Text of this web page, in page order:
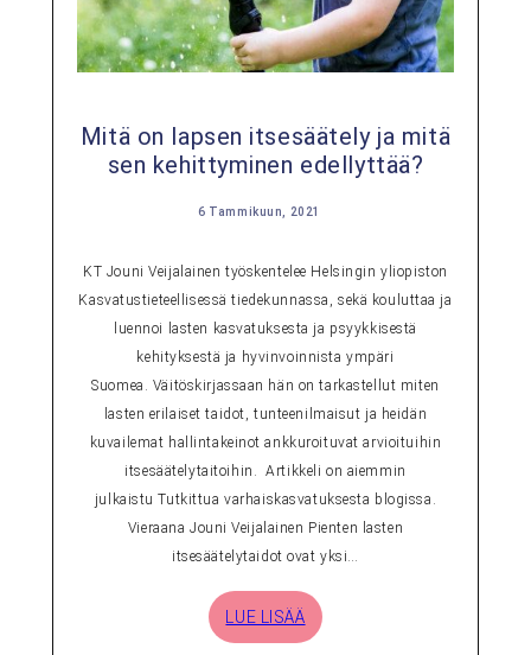
Mitä on lapsen itsesäätely ja mitä
sen kehittyminen edellyttää?
6 Tammikuun, 2021
KT Jouni Veijalainen työskentelee Helsingin yliopiston
Kasvatustieteellisessä tiedekunnassa, sekä kouluttaa ja
luennoi lasten kasvatuksesta ja psyykkisestä
kehityksestä ja hyvinvoinnista ympäri
Suomea. Väitöskirjassaan hän on tarkastellut miten
lasten erilaiset taidot, tunteenilmaisut ja heidän
kuvailemat hallintakeinot ankkuroituvat arvioituihin
itsesäätelytaitoihin. Artikkeli on aiemmin
julkaistu Tutkittua varhaiskasvatuksesta blogissa.
Vieraana Jouni Veijalainen Pienten lasten
itsesäätelytaidot ovat yksi…
LUE LISÄÄ